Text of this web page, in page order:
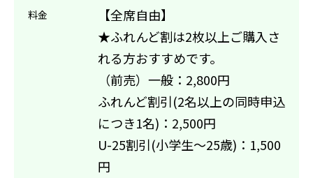
料金
【全席自由】
★ふれんど割は2枚以上ご購入さ
れる方おすすめです。
（前売）一般：2,800円
ふれんど割引(2名以上の同時申込
につき1名)：2,500円
U-25割引(小学生～25歳)：1,500
円